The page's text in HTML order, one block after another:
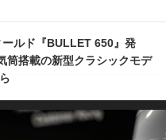
ールド『BULLET 650』発
筒搭載の新型クラシックモデ